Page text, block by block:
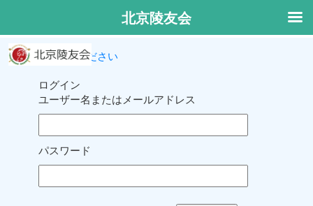
ログインしてください
ログイン
ユーザー名またはメールアドレス
パスワード
北京陵友会